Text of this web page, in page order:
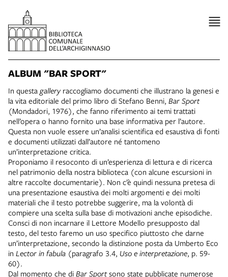
ALBUM "BAR SPORT"
In questa galleryraccogliamo documenti che illustrano la genesi e
la vita editoriale del primo libro di Stefano Benni, Bar Sport
(Mondadori, 1976), che fanno riferimento ai temi trattati
nell’opera o hanno fornito una base informativa per l’autore.
Questa non vuole essere un’analisi scientifica ed esaustiva di fonti
e documenti utilizzati dall’autore né tantomeno
un’interpretazione critica.
Proponiamo il resoconto di un’esperienza di lettura e di ricerca
nel patrimonio della nostra biblioteca (con alcune escursioni in
altre raccolte documentarie). Non c’è quindi nessuna pretesa di
una presentazione esaustiva dei molti argomenti e dei molti
materiali che il testo potrebbe suggerire, ma la volontà di
compiere una scelta sulla base di motivazioni anche episodiche.
Consci di non incarnare il Lettore Modello presupposto dal
testo, del testo faremo un uso specifico piuttosto che darne
un’interpretazione, secondo la distinzione posta da Umberto Eco
in Lector in fabula (paragrafo 3.4, Uso e interpretazione, p. 59-
60).
Dal momento che di Bar Sportsono state pubblicate numerose